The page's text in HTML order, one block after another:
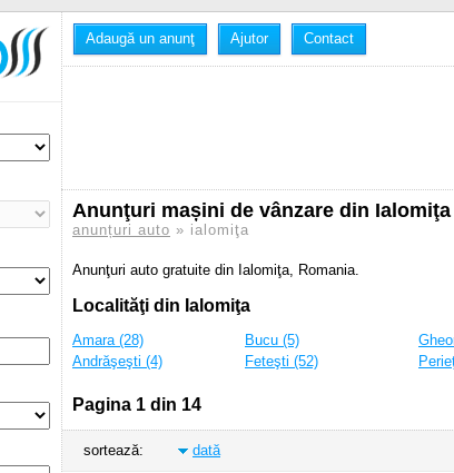
Adaugă un anunţ Ajutor Contact
Anunţuri mașini de vânzare din Ialomiţa
anunțuri auto » ialomiţa
Anunţuri auto gratuite din Ialomiţa, Romania.
Localităţi din Ialomiţa
Amara (28)
Andrăşeşti (4)
Bucu (5)
Feteşti (52)
Pagina 1 din 14
sortează: dată